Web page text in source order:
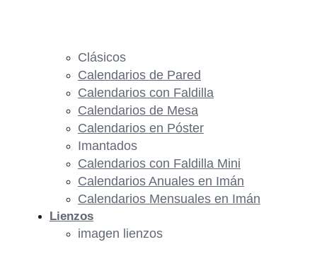
Clásicos
Calendarios de Pared
Calendarios con Faldilla
Calendarios de Mesa
Calendarios en Póster
Imantados
Calendarios con Faldilla Mini
Calendarios Anuales en Imán
Calendarios Mensuales en Imán
Lienzos
imagen lienzos